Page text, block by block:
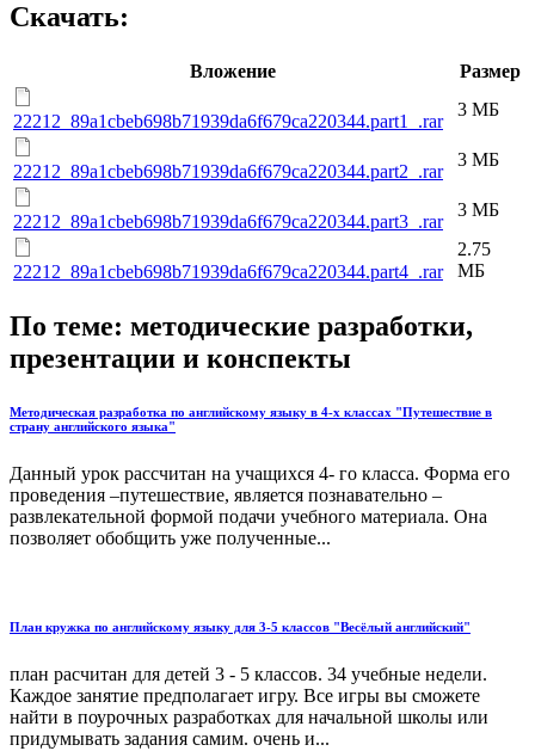
Скачать:
Вложение Размер
22212_89a1cbeb698b71939da6f679ca220344.part1_.rar
3 МБ
22212_89a1cbeb698b71939da6f679ca220344.part2_.rar
3 МБ
22212_89a1cbeb698b71939da6f679ca220344.part3_.rar
3 МБ
22212_89a1cbeb698b71939da6f679ca220344.part4_.rar
2.75
МБ
По теме: методические разработки,
презентации и конспекты
Методическая разработка по английскому языку в 4-х классах "Путешествие в
страну английского языка"
Данный урок рассчитан на учащихся 4- го класса. Форма его
проведения –путешествие, является познавательно –
развлекательной формой подачи учебного материала. Она
позволяет обобщить уже полученные...
План кружка по английскому языку для 3-5 классов "Весёлый английский"
план расчитан для детей 3 - 5 классов. 34 учебные недели.
Каждое занятие предполагает игру. Все игры вы сможете
найти в поурочных разработках для начальной школы или
придумывать задания самим. очень и...